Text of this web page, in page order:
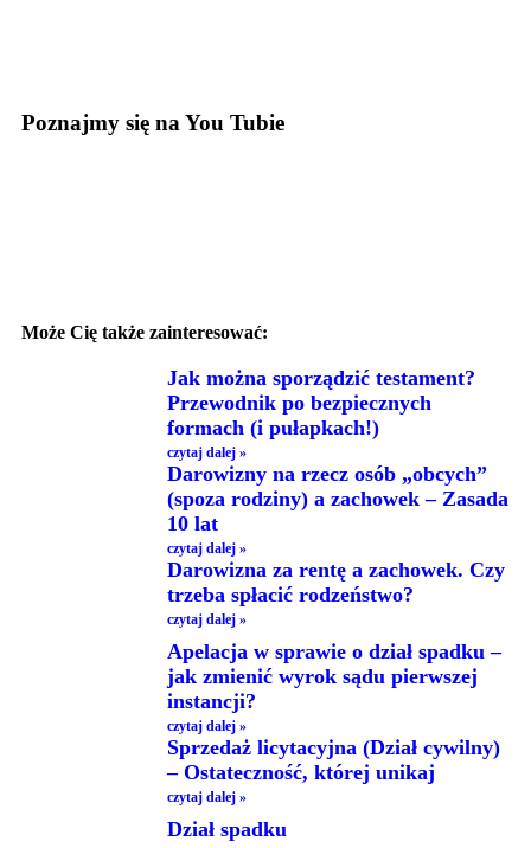
Poznajmy się na You Tubie
Może Cię także zainteresować:
Jak można sporządzić testament?
Przewodnik po bezpiecznych
formach (i pułapkach!)
czytaj dalej »
Darowizny na rzecz osób „obcych”
(spoza rodziny) a zachowek – Zasada
10 lat
czytaj dalej »
Darowizna za rentę a zachowek. Czy
trzeba spłacić rodzeństwo?
czytaj dalej »
Apelacja w sprawie o dział spadku –
jak zmienić wyrok sądu pierwszej
instancji?
czytaj dalej »
Sprzedaż licytacyjna (Dział cywilny)
– Ostateczność, której unikaj
czytaj dalej »
Dział spadku